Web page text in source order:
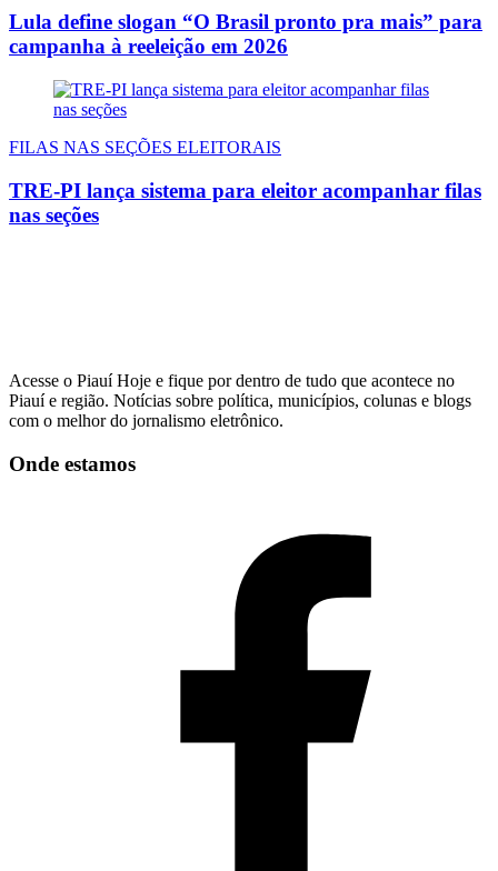
Lula define slogan “O Brasil pronto pra mais” para
campanha à reeleição em 2026
FILAS NAS SEÇÕES ELEITORAIS
TRE-PI lança sistema para eleitor acompanhar filas
nas seções
Acesse o Piauí Hoje e fique por dentro de tudo que acontece no
Piauí e região. Notícias sobre política, municípios, colunas e blogs
com o melhor do jornalismo eletrônico.
Onde estamos